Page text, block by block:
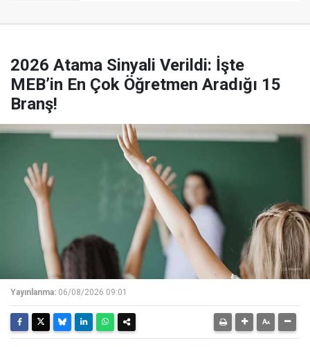
2026 Atama Sinyali Verildi: İşte
MEB’in En Çok Öğretmen Aradığı 15
Branş!
Yayınlanma: 06/08/2026 09:01